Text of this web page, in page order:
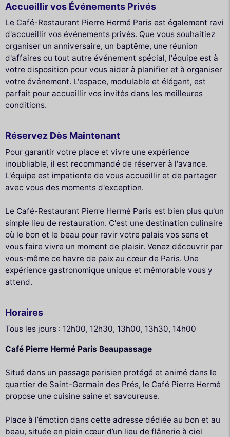
Accueillir vos Événements Privés
Le Café-Restaurant Pierre Hermé Paris est également ravi
d'accueillir vos événements privés. Que vous souhaitiez
organiser un anniversaire, un baptême, une réunion
d'affaires ou tout autre événement spécial, l'équipe est à
votre disposition pour vous aider à planifier et à organiser
votre événement. L'espace, modulable et élégant, est
parfait pour accueillir vos invités dans les meilleures
conditions.
Réservez Dès Maintenant
Pour garantir votre place et vivre une expérience
inoubliable, il est recommandé de réserver à l'avance.
L'équipe est impatiente de vous accueillir et de partager
avec vous des moments d'exception.
Le Café-Restaurant Pierre Hermé Paris est bien plus qu'un
simple lieu de restauration. C'est une destination culinaire
où le bon et le beau pour ravir votre palais vos sens et
vous faire vivre un moment de plaisir. Venez découvrir par
vous-même ce havre de paix au cœur de Paris. Une
expérience gastronomique unique et mémorable vous y
attend.
Horaires
Tous les jours : 12h00, 12h30, 13h00, 13h30, 14h00
Café Pierre Hermé Paris Beaupassage
Situé dans un passage parisien protégé et animé dans le
quartier de Saint-Germain des Prés, le Café Pierre Hermé
propose une cuisine saine et savoureuse.
Place à l’émotion dans cette adresse dédiée au bon et au
beau, située en plein cœur d’un lieu de flânerie à ciel